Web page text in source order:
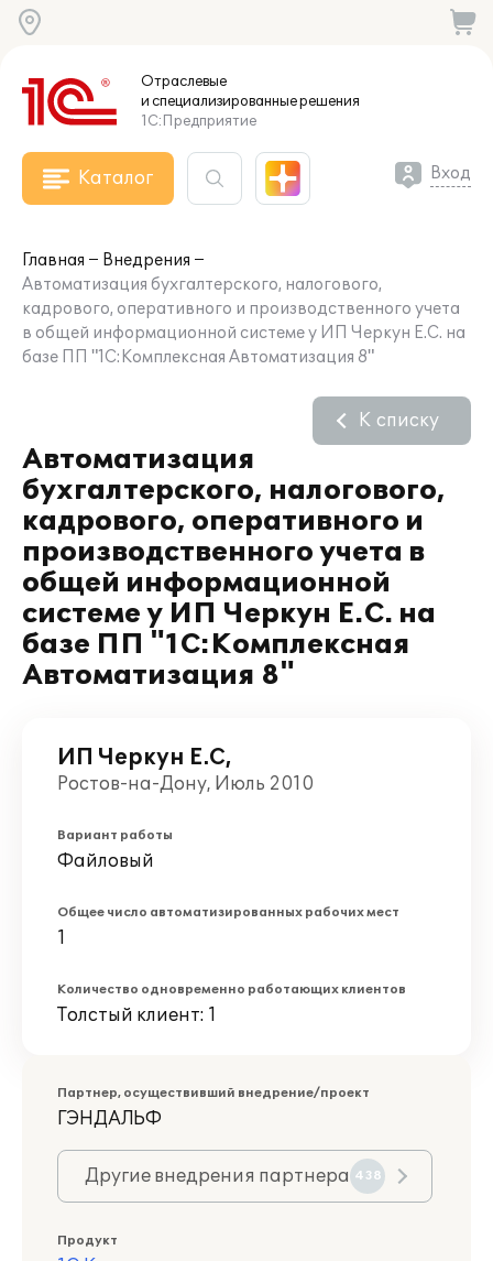
Отраслевые
и специализированныерешения
1С:Предприятие
Каталог Вход
Главная
Внедрения
Автоматизация бухгалтерского, налогового,
кадрового, оперативного и производственного учета
в общей информационной системе у ИП Черкун Е.С. на
базе ПП "1С:Комплексная Автоматизация 8"
Автоматизация
бухгалтерского, налогового,
кадрового, оперативного и
производственного учета в
общей информационной
системе у ИП Черкун Е.С. на
базе ПП "1С:Комплексная
Автоматизация 8"
К списку
ИП Черкун Е.С,
Ростов-на-Дону, Июль 2010
Вариант работы
Файловый
Общее число автоматизированных рабочих мест
1
Количество одновременно работающих клиентов
Толстый клиент: 1
Партнер, осуществивший внедрение/проект
ГЭНДАЛЬФ
Другие внедрения партнера 438
Продукт